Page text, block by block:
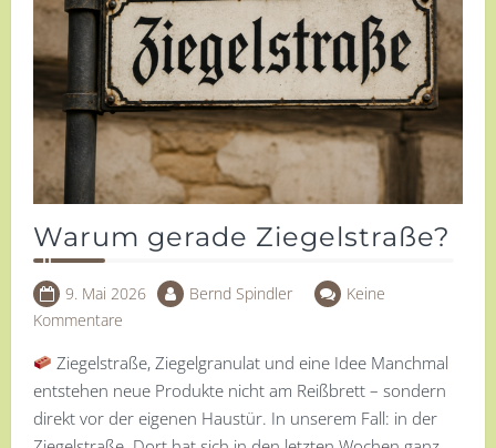
Warum gerade Ziegelstraße?
9. Mai 2026 Bernd Spindler
Keine
Kommentare
Ziegelstraße, Ziegelgranulat und eine Idee Manchmal
entstehen neue Produkte nicht am Reißbrett – sondern
direkt vor der eigenen Haustür. In unserem Fall: in der